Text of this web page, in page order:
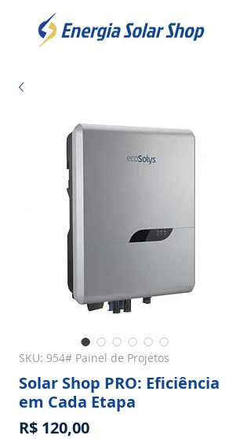
SKU: 954# Painel de Projetos
Solar Shop PRO: Eficiência
em Cada Etapa
R$ 120,00Preço